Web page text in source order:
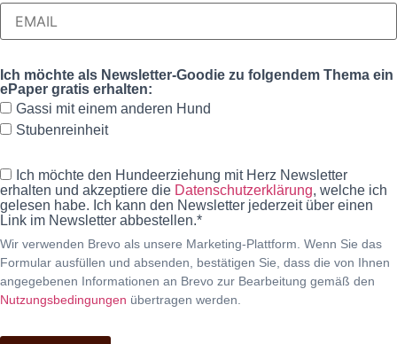
Ich möchte als Newsletter-Goodie zu folgendem Thema ein
ePaper gratis erhalten:
Gassi mit einem anderen Hund
Stubenreinheit
Ich möchte den Hundeerziehung mit Herz Newsletter
erhalten und akzeptiere die Datenschutzerklärung, welche ich
gelesen habe. Ich kann den Newsletter jederzeit über einen
Link im Newsletter abbestellen.*
Wir verwenden Brevo als unsere Marketing-Plattform. Wenn Sie das
Formular ausfüllen und absenden, bestätigen Sie, dass die von Ihnen
angegebenen Informationen an Brevo zur Bearbeitung gemäß den
Nutzungsbedingungen übertragen werden.